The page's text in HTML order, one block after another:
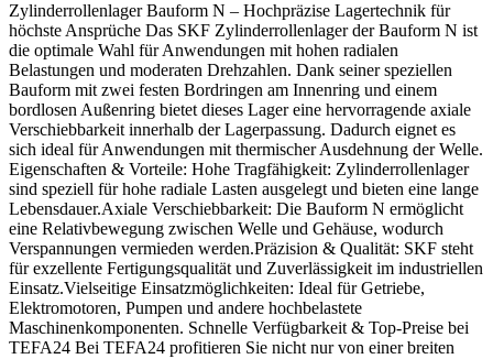
Zylinderrollenlager Bauform N – Hochpräzise Lagertechnik für
höchste Ansprüche Das SKF Zylinderrollenlager der Bauform N ist
die optimale Wahl für Anwendungen mit hohen radialen
Belastungen und moderaten Drehzahlen. Dank seiner speziellen
Bauform mit zwei festen Bordringen am Innenring und einem
bordlosen Außenring bietet dieses Lager eine hervorragende axiale
Verschiebbarkeit innerhalb der Lagerpassung. Dadurch eignet es
sich ideal für Anwendungen mit thermischer Ausdehnung der Welle.
Eigenschaften & Vorteile: Hohe Tragfähigkeit: Zylinderrollenlager
sind speziell für hohe radiale Lasten ausgelegt und bieten eine lange
Lebensdauer.Axiale Verschiebbarkeit: Die Bauform N ermöglicht
eine Relativbewegung zwischen Welle und Gehäuse, wodurch
Verspannungen vermieden werden.Präzision & Qualität: SKF steht
für exzellente Fertigungsqualität und Zuverlässigkeit im industriellen
Einsatz.Vielseitige Einsatzmöglichkeiten: Ideal für Getriebe,
Elektromotoren, Pumpen und andere hochbelastete
Maschinenkomponenten. Schnelle Verfügbarkeit & Top-Preise bei
TEFA24 Bei TEFA24 profitieren Sie nicht nur von einer breiten